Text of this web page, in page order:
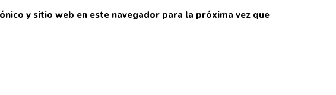
y sitio web en este navegador para la próxima vez que